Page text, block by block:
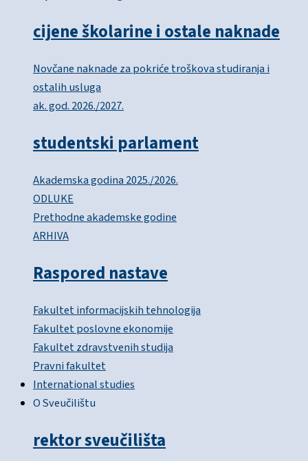
cijene školarine i ostale naknade
Novčane naknade za pokriće troškova studiranja i
ostalih usluga
ak. god. 2026./2027.
studentski parlament
Akademska godina 2025./2026.
ODLUKE
Prethodne akademske godine
ARHIVA
Raspored nastave
Fakultet informacijskih tehnologija
Fakultet poslovne ekonomije
Fakultet zdravstvenih studija
Pravni fakultet
International studies
O Sveučilištu
rektor sveučilišta